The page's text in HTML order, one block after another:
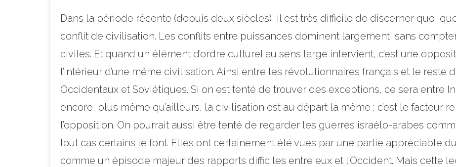
Dans la période récente (depuis deux siècles), il est très difficile de discerner quoi
conflit de civilisation. Les conflits entre puissances dominent largement, sans
civiles. Et quand un élément d’ordre culturel au sens large intervient, c’est une
l’intérieur d’une même civilisation. Ainsi entre les révolutionnaires français et le reste
Occidentaux et Soviétiques. Si on est tenté de trouver des exceptions, ce sera entre
encore, plus même qu’ailleurs, la civilisation est au départ la même ; c’est le facteur
l’opposition. On pourrait aussi être tenté de regarder les guerres israélo-arabes
tout cas certains le font. Elles ont certainement été vues par une partie appréciable
comme un épisode majeur des rapports difficiles entre eux et l’Occident. Mais cette